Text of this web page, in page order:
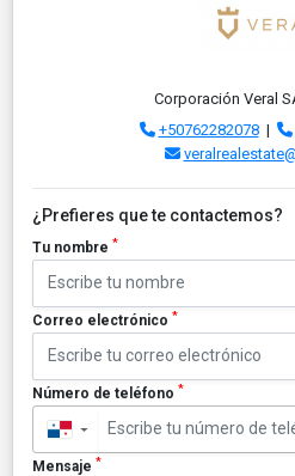
Corporación Veral
+50762282078|
¿Prefieres que te contactemos?
Tu nombre *
Correo electrónico *
Número de teléfono *
▼
Mensaje *